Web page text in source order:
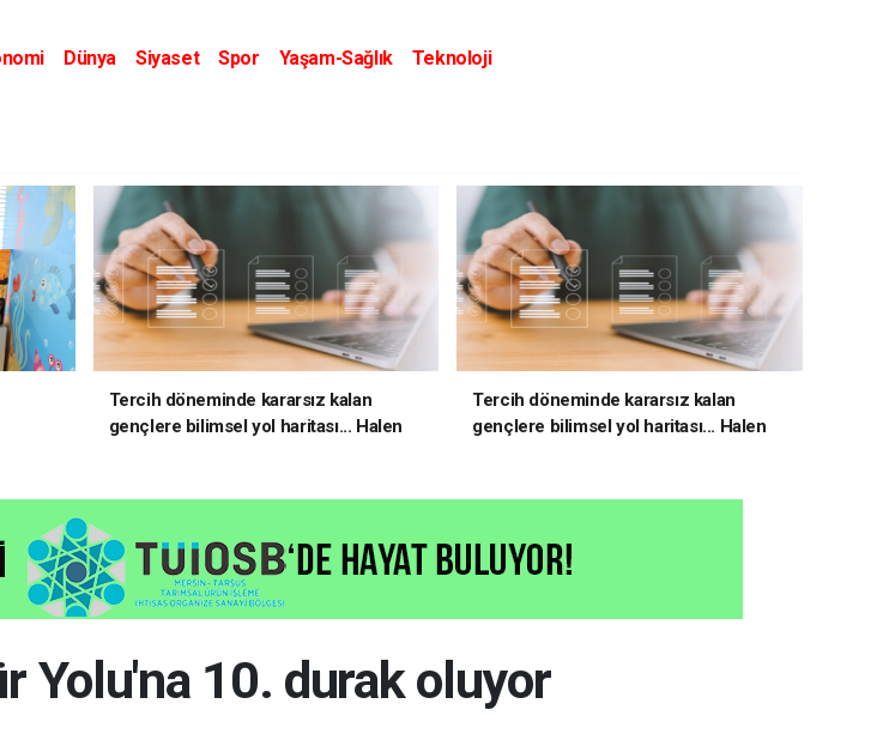
Dünya Siyaset Spor Yaşam-Sağlık
Teknoloji
Tercih döneminde kararsız kalan
gençlere bilimsel yol haritası... Halen
Tercih döneminde kararsız kalan
gençlere bilimsel yol haritası... Halen
Yolu'na 10. durak oluyor